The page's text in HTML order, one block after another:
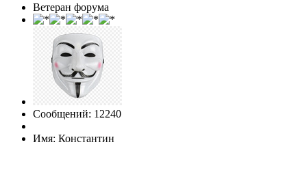
Ветеран форума
Сообщений: 12240
Имя: Константин